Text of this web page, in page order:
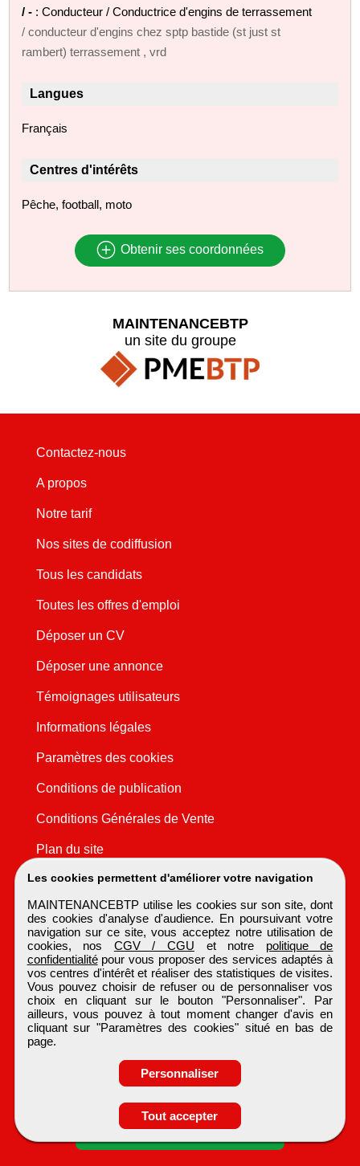
Obtenir ses
coordonnées
/ - : Conducteur / Conductrice d'engins de terrassement
/ conducteur d'engins chez sptp bastide (st just st
rambert) terrassement , vrd
Langues
Français
Centres d'intérêts
Pêche, football, moto
Obtenir ses coordonnées
Les cookies permettent d'améliorer votre navigation
MAINTENANCEBTP utilise les cookies sur son site, dont
des cookies d'analyse d'audience. En poursuivant votre
navigation sur ce site, vous acceptez notre utilisation de
cookies, nos CGV / CGU et notre politique de
confidentialitépour vous proposer des services adaptés à
vos centres d'intérêt et réaliser des statistiques de visites.
Vous pouvez choisir de refuser ou de personnaliser vos
choix en cliquant sur le bouton "Personnaliser". Par
ailleurs, vous pouvez à tout moment changer d'avis en
cliquant sur "Paramètres des cookies" situé en bas de
page.
Personnaliser
Tout accepter
MAINTENANCEBTP
un site du groupe
Contactez-nous
A propos
Notre tarif
Nos sites de codiffusion
Tous les candidats
Toutes les offres d'emploi
Déposer un CV
Déposer une annonce
Témoignages utilisateurs
Informations légales
Paramètres des cookies
Conditions de publication
Conditions Générales de Vente
Plan du site
MAINTENANCEBTP
Tous droits réservés © 1999 - 2026